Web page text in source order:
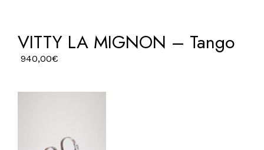
VITTY LA MIGNON – Tango
940,00€